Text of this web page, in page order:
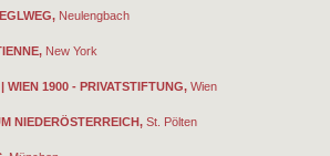
Neulengbach
New York
WIEN 1900 - PRIVATSTIFTUNG, Wien
NIEDERÖSTERREICH, St. Pölten